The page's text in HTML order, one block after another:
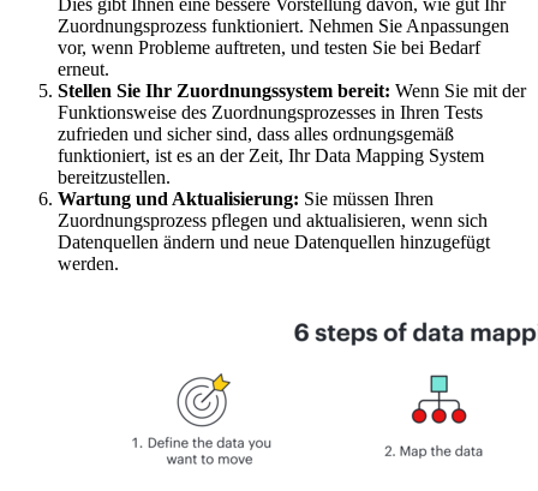
Dies gibt Ihnen eine bessere Vorstellung davon, wie gut Ihr
Zuordnungsprozess funktioniert. Nehmen Sie Anpassungen
vor, wenn Probleme auftreten, und testen Sie bei Bedarf
erneut.
Stellen Sie Ihr Zuordnungssystem bereit: Wenn Sie mit der
Funktionsweise des Zuordnungsprozesses in Ihren Tests
zufrieden und sicher sind, dass alles ordnungsgemäß
funktioniert, ist es an der Zeit, Ihr Data Mapping System
bereitzustellen.
Wartung und Aktualisierung: Sie müssen Ihren
Zuordnungsprozess pflegen und aktualisieren, wenn sich
Datenquellen ändern und neue Datenquellen hinzugefügt
werden.